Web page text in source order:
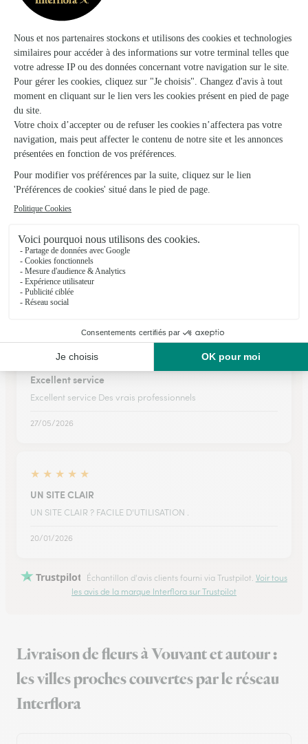
★ ★ ★ ★ ★
Bouquet obsèques
Les bouquets proposés pour les obsèques sont assez
diversifiés et la commande et paiements faciles
d’utilisation.Cependant, j’avais commandé un bouquet pour
10h dans une église et j’ai reçu un mail le matin du jour de la
commande indiquant une livraison…
11/03/2026
Très facile pour passer le commande en…
Très facile pour passer le commande en ligne. Délai de
livraison respecté.
19/04/2026
★ ★ ★
Excellent service
Excellent service Des vrais professionnels
27/05/2026
★ ★ ★ ★ ★
UN SITE CLAIR
UN SITE CLAIR ? FACILE D'UTILISATION .
20/01/2026
Trustpilot Échantillon d'avis clients fourni via Trustpilot. Voir tous
les avis de la marque Interflora sur Trustpilot
Livraison de fleurs à Vouvant et autour :
les villes proches couvertes par le réseau
Interflora